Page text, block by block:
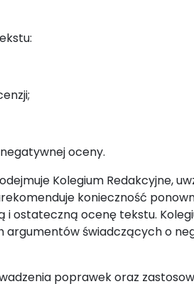
oceny.
Kolegium Redakcyjne,
konieczność
ocenę tekstu.
świadczących o
poprawek oraz